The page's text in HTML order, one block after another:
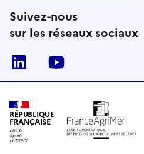
Suivez-nous
sur les réseaux sociaux
Linkedin
RÉPUBLIQUE
FRANÇAISE